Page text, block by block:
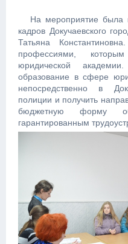
На мероприятие была
кадров Докучаевского
Татьяна
профессиями,
юридической
образование в сфере
непосредственно в
полиции и получить
бюджетную форму
гарантированным